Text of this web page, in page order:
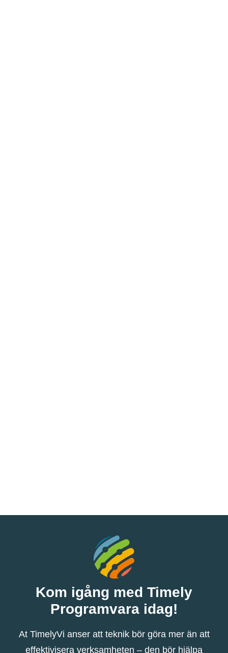
Kom igång med Timely
Programvara idag!
At TimelyVi anser att teknik bör göra mer än att
effektivisera verksamheten – den bör hjälpa